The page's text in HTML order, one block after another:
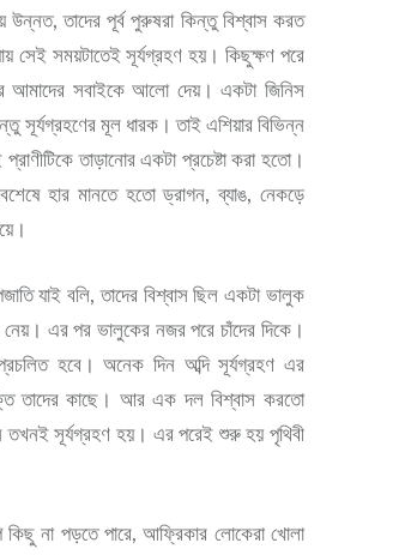
উন্নত, তাদের পূর্ব পুরুষরা কিন্তু বিশ্বাস করত
সেই সময়টাতেই সূর্যগ্রহণ হয়। কিছুক্ষণ পরে
আমাদের সবাইকে আলো দেয়। একটা জিনিস
সূর্যগ্রহণের মূল ধারক। তাই এশিয়ার বিভিন্ন
তাড়ানোর একটা প্রচেষ্টা করা হতো।
হার মানতে হতো ড্রাগন, ব্যাঙ, নেকড়ে
যাই বলি, তাদের বিশ্বাস ছিল একটা ভালুক
নেয়। এর পর ভালুকের নজর পরে চাঁদের দিকে।
হবে। অনেক দিন অব্দি সূর্যগ্রহণ এর
তাদের কাছে। আর এক দল বিশ্বাস করতো
তখনই সূর্যগ্রহণ হয়। এর পরেই শুরু হয় পৃথিবী
কিছু না পড়তে পারে, আফ্রিকার লোকেরা খোলা